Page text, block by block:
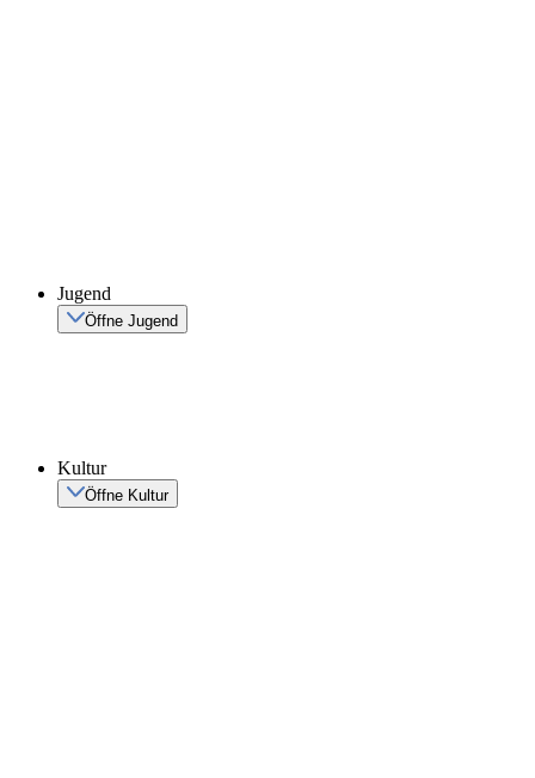
Jugend
Öffne Jugend
Kultur
Öffne Kultur